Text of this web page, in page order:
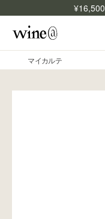
¥16,500
マイカルテ
マイカルテ